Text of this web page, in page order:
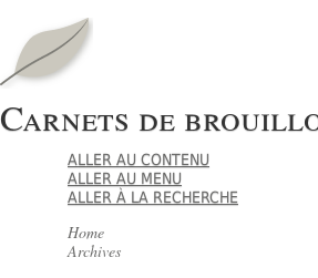
Carnets de
ALLER AU CONTENU
ALLER AU MENU
ALLER À LA RECHERCHE
Home
Archives